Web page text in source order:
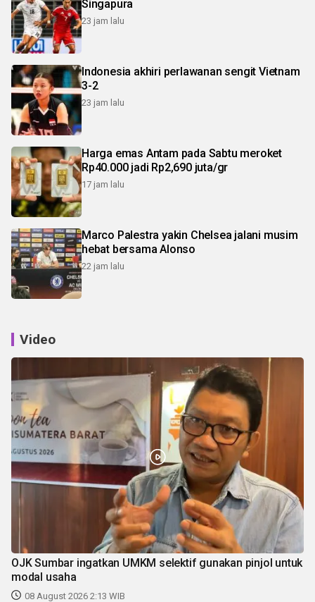
Singapura
23 jam lalu
Indonesia akhiri perlawanan sengit Vietnam
3-2
23 jam lalu
Harga emas Antam pada Sabtu meroket
Rp40.000 jadi Rp2,690 juta/gr
17 jam lalu
Marco Palestra yakin Chelsea jalani musim
hebat bersama Alonso
22 jam lalu
Video
OJK Sumbar ingatkan UMKM selektif gunakan pinjol untuk
modal usaha
08 August 2026 2:13 WIB